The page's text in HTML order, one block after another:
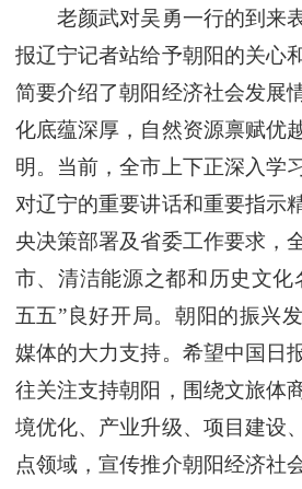
老颜武对吴勇一行的到来表
报辽宁记者站给予朝阳的关心
简要介绍了朝阳经济社会发展
化底蕴深厚，自然资源禀赋优
明。当前，全市上下正深入学
对辽宁的重要讲话和重要指示
央决策部署及省委工作要求，
市、清洁能源之都和历史文化
五五”良好开局。朝阳的振兴
媒体的大力支持。希望中国日
往关注支持朝阳，围绕文旅体
境优化、产业升级、项目建设
点领域，宣传推介朝阳经济社